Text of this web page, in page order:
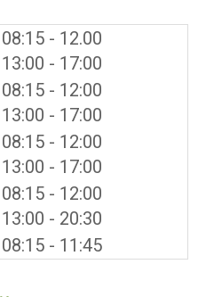
08:15 tot
- 12.00
13:00 tot
- 17:00
08:15 tot
- 12:00
13:00 tot
- 17:00
08:15 tot
- 12:00
13:00 tot
- 17:00
08:15 tot
- 12:00
13:00 tot
- 20:30
08:15 - 11:45